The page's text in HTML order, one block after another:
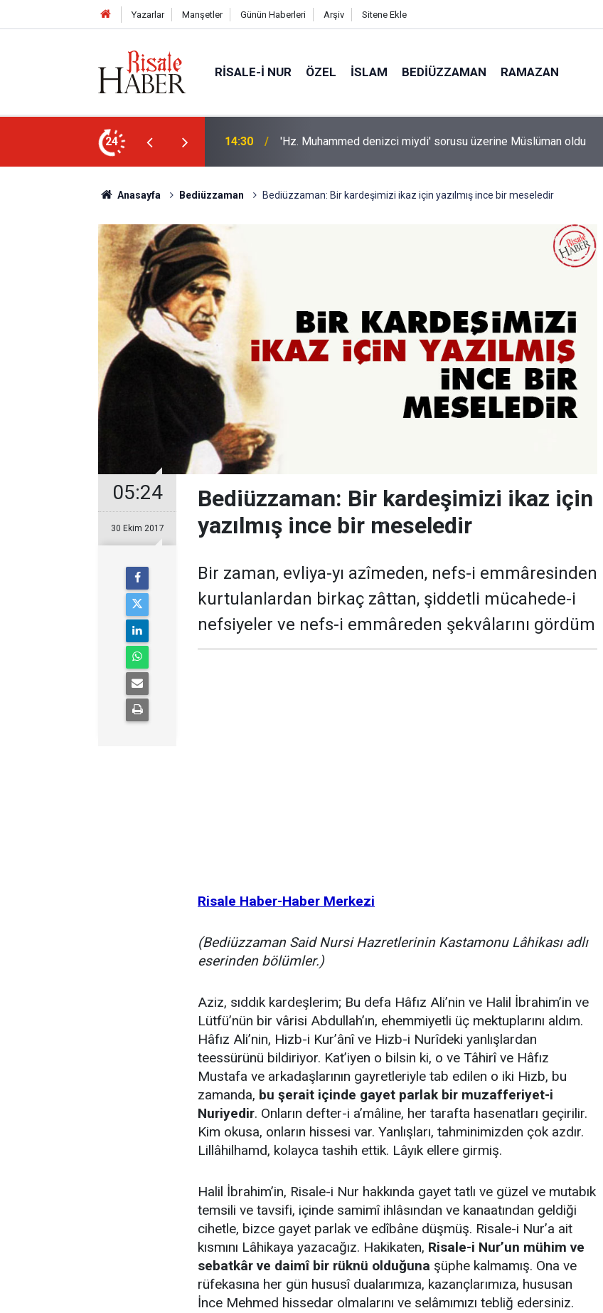
Yazarlar Manşetler Günün Haberleri Arşiv Sitene Ekle
RISALE-I NUR ÖZEL İSLAM BEDIÜZZAMAN RAMAZAN
24
üzerine Müslüman oldu 13:40 Bilim insanlarından hafıza keşfi: Unutulan anılar geri getirilebilir mi?
Anasayfa Bediüzzaman Bediüzzaman: Bir kardeşimizi ikaz için yazılmış ince bir meseledir
05:24
30 Ekim 2017
Bediüzzaman: Bir kardeşimizi ikaz için
yazılmış ince bir meseledir
Bir zaman, evliya-yı azîmeden, nefs-i emmâresinden
kurtulanlardan birkaç zâttan, şiddetli mücahede-i
nefsiyeler ve nefs-i emmâreden şekvâlarını gördüm
Risale Haber-Haber Merkezi
(Bediüzzaman Said Nursi Hazretlerinin Kastamonu Lâhikası adlı
eserinden bölümler.)
Aziz, sıddık kardeşlerim; Bu defa Hâfız Ali’nin ve Halil İbrahim’in ve
Lütfü’nün bir vârisi Abdullah’ın, ehemmiyetli üç mektuplarını aldım.
Hâfız Ali’nin, Hizb-i Kur’ânî ve Hizb-i Nurîdeki yanlışlardan
teessürünü bildiriyor. Kat’iyen o bilsin ki, o ve Tâhirî ve Hâfız
Mustafa ve arkadaşlarının gayretleriyle tab edilen o iki Hizb, bu
zamanda, bu şerait içinde gayet parlak bir muzafferiyet-i
Nuriyedir. Onların defter-i a’mâline, her tarafta hasenatları geçirilir.
Kim okusa, onların hissesi var. Yanlışları, tahminimizden çok azdır.
Lillâhilhamd, kolayca tashih ettik. Lâyık ellere girmiş.
Halil İbrahim’in, Risale-i Nur hakkında gayet tatlı ve güzel ve mutabık
temsili ve tavsifi, içinde samimî ihlâsından ve kanaatından geldiği
cihetle, bizce gayet parlak ve edîbâne düşmüş. Risale-i Nur’a ait
kısmını Lâhikaya yazacağız. Hakikaten, Risale-i Nur’un mühim ve
sebatkâr ve daimî bir rüknü olduğuna şüphe kalmamış. Ona ve
rüfekasına her gün hususî dualarımıza, kazançlarımıza, hususan
İnce Mehmed hissedar olmalarını ve selâmımızı tebliğ edersiniz.